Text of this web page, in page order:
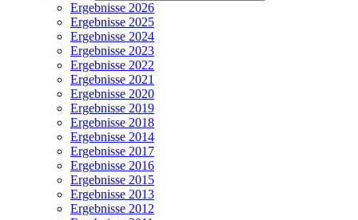
Ergebnisse 2026
Ergebnisse 2025
Ergebnisse 2024
Ergebnisse 2023
Ergebnisse 2022
Ergebnisse 2021
Ergebnisse 2020
Ergebnisse 2019
Ergebnisse 2018
Ergebnisse 2014
Ergebnisse 2017
Ergebnisse 2016
Ergebnisse 2015
Ergebnisse 2013
Ergebnisse 2012